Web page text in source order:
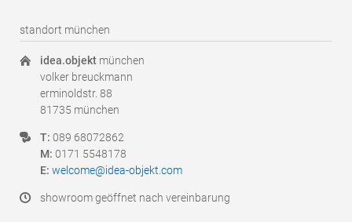
standort münchen
idea.objekt münchen
volker breuckmann
erminoldstr. 88
81735 münchen
T: 089 68072862
M: 0171 5548178
E: welcome@idea-objekt.com
showroom geöffnet nach vereinbarung